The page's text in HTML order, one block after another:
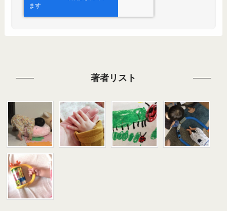
著者リスト